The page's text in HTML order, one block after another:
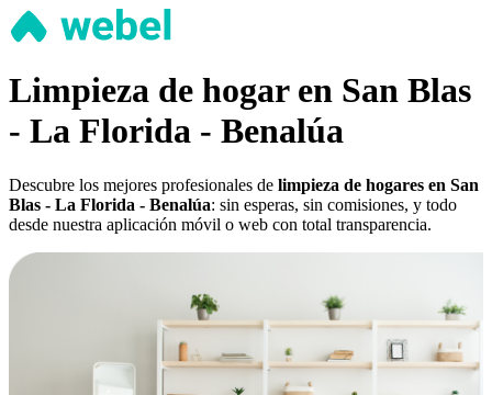
Limpieza de hogar en San Blas
- La Florida - Benalúa
Descubre los mejores profesionales de limpieza de hogares en San
Blas - La Florida - Benalúa: sin esperas, sin comisiones, y todo
desde nuestra aplicación móvil o web con total transparencia.